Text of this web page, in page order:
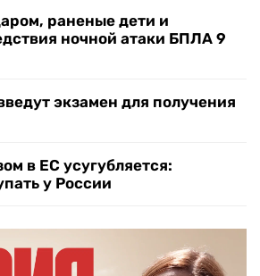
раненые дети и
ночной атаки БПЛА 9
экзамен для получения
в ЕС усугубляется:
у России